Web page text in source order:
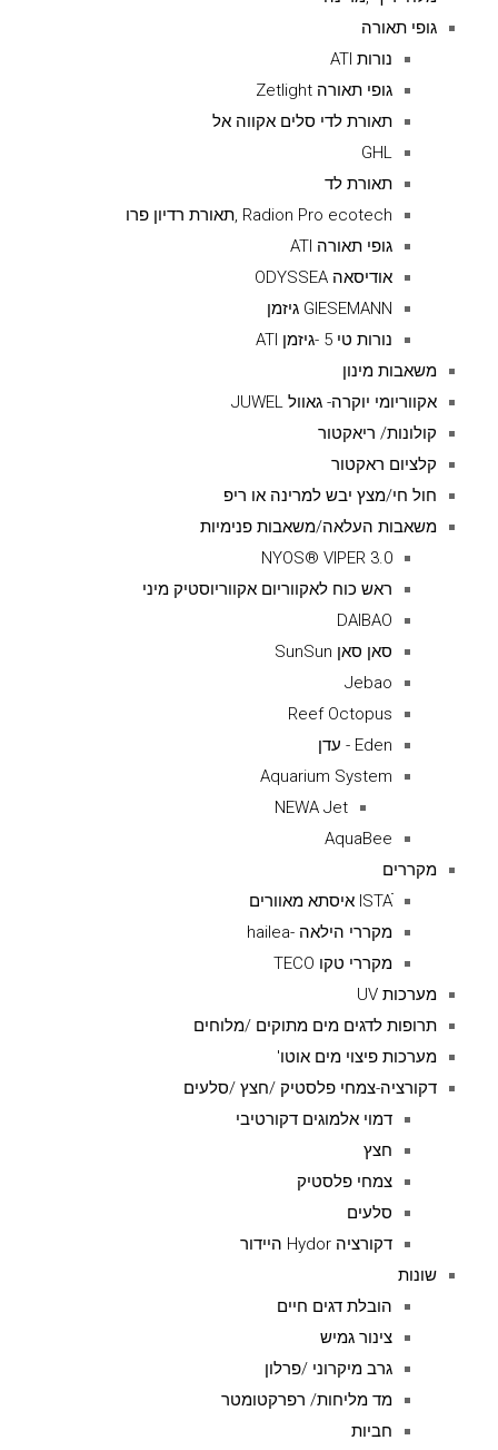
גופי תאורה
נורות ATI
גופי תאורה Zetlight
תאורת לדי סלים אקווה אל
GHL
תאורת לד
Radion Pro ecotech ,תאורת רדיון פרו
גופי תאורה ATI
אודיסאה ODYSSEA
GIESEMANN גיזמן
נורות טי 5 -גיזמן ATI
משאבות מינון
אקווריומי יוקרה- גאוול JUWEL
קולונות/ ריאקטור
קלציום ראקטור
חול חי/מצץ יבש למרינה או ריפ
משאבות העלאה/משאבות פנימיות
NYOS® VIPER 3.0
ראש כוח לאקווריום אקווריוסטיק מיני
DAIBAO
סאן סאן SunSun
Jebao
Reef Octopus
Eden - עדן
Aquarium System
NEWA Jet
AquaBee
מקררים
ISTAׁׂ איסתא מאוורים
מקררי הילאה -hailea
מקררי טקו TECO
מערכות UV
תרופות לדגים מים מתוקים /מלוחים
מערכות פיצוי מים אוטו'
דקורציה-צמחי פלסטיק /חצץ /סלעים
דמוי אלמוגים דקורטיבי
חצץ
צמחי פלסטיק
סלעים
דקורציה Hydor היידור
שונות
הובלת דגים חיים
צינור גמיש
גרב מיקרוני /פרלון
מד מליחות/ רפרקטומטר
חביות